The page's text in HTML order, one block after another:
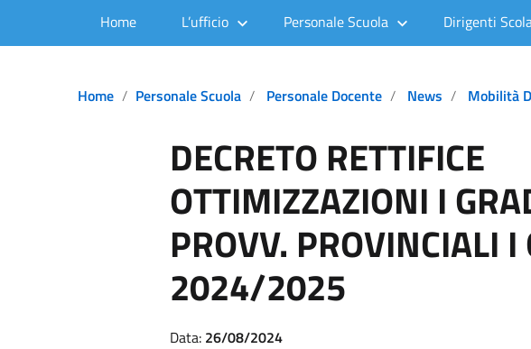
Home L’ufficio Personale Scuola Dirigenti
Home Personale Scuola Personale Docente News Mobilità
DECRETO RETTIFICE
OTTIMIZZAZIONI I
PROVV. PROVINCIALI I
2024/2025
Data: 26/08/2024